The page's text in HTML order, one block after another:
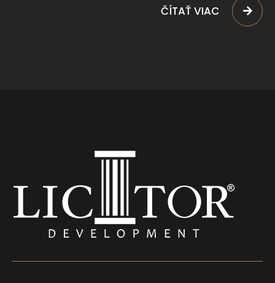
ČÍTAŤ VIAC